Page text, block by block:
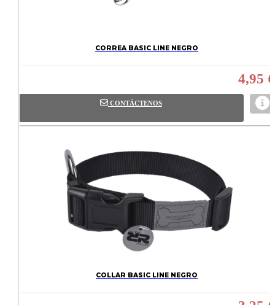
CORREA BASIC LINE NEGRO
4,95 €
CONTÁCTENOS
COLLAR BASIC LINE NEGRO